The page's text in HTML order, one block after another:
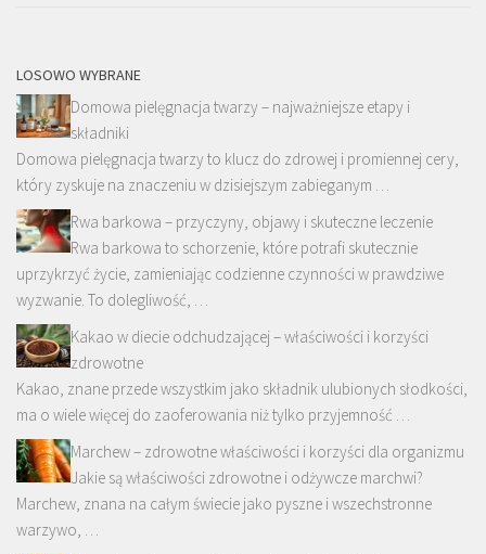
LOSOWO WYBRANE
Domowa pielęgnacja twarzy – najważniejsze etapy i
składniki
Domowa pielęgnacja twarzy to klucz do zdrowej i promiennej cery,
który zyskuje na znaczeniu w dzisiejszym zabieganym …
Rwa barkowa – przyczyny, objawy i skuteczne leczenie
Rwa barkowa to schorzenie, które potrafi skutecznie
uprzykrzyć życie, zamieniając codzienne czynności w prawdziwe
wyzwanie. To dolegliwość, …
Kakao w diecie odchudzającej – właściwości i korzyści
zdrowotne
Kakao, znane przede wszystkim jako składnik ulubionych słodkości,
ma o wiele więcej do zaoferowania niż tylko przyjemność …
Marchew – zdrowotne właściwości i korzyści dla organizmu
Jakie są właściwości zdrowotne i odżywcze marchwi?
Marchew, znana na całym świecie jako pyszne i wszechstronne
warzywo, …